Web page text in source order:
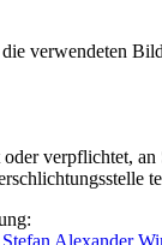
verwendeten
verpflichtet, an
Stefan Alexander